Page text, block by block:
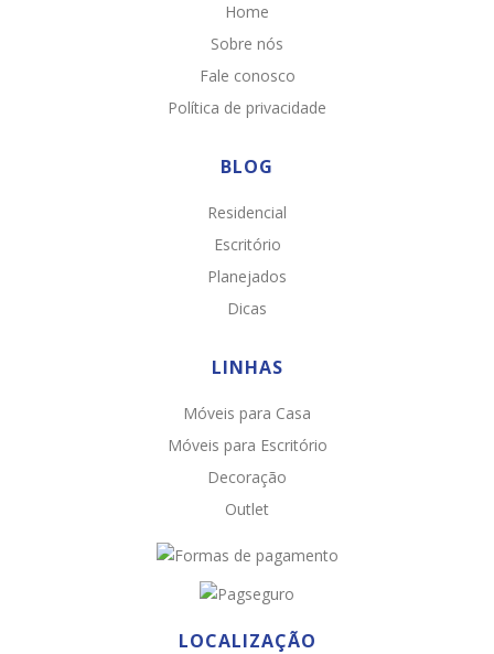
Home
Sobre nós
Fale conosco
Política de privacidade
BLOG
Residencial
Escritório
Planejados
Dicas
LINHAS
Móveis para Casa
Móveis para Escritório
Decoração
Outlet
LOCALIZAÇÃO
Chat WhatsApp
Por favor, preencha os campos abaixo para